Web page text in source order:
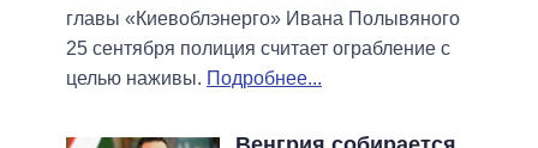
главы «Киевоблэнерго» Ивана Полывяного
25 сентября полиция считает ограбление с
целью наживы. Подробнее...